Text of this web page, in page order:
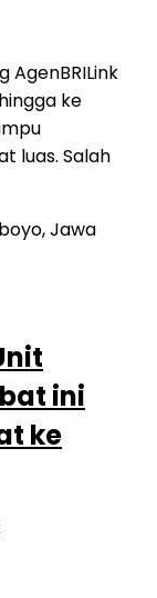
AgenBRILink
ke
luas. Salah
ini
ke